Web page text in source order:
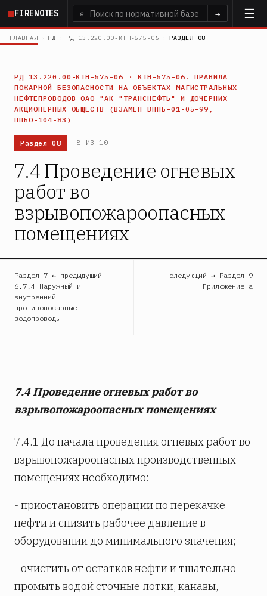
Перейти
основному
FIRENOTES ⌕ →
ГЛАВНАЯ › РД › РД 13.220.00-КТН-575-06 › РАЗДЕЛ 08
РД 13.220.00-КТН-575-06 · КТН-575-06. ПРАВИЛА
ПОЖАРНОЙ БЕЗОПАСНОСТИ НА ОБЪЕКТАХ МАГИСТРАЛЬНЫХ
НЕФТЕПРОВОДОВ ОАО "АК "ТРАНСНЕФТЬ" И ДОЧЕРНИХ
АКЦИОНЕРНЫХ ОБЩЕСТВ (ВЗАМЕН ВППБ-01-05-99,
ППБО-104-83)
Раздел 08 8 ИЗ 10
7.4 Проведение огневых
работ во
взрывопожароопасных
помещениях
Раздел 7 ← предыдущий
6.7.4 Наружный и
внутренний
противопожарные
водопроводы
следующий → Раздел 9
Приложение а
7.4 Проведение огневых работ во
взрывопожароопасных помещениях
7.4.1 До начала проведения огневых работ во
взрывопожароопасных производственных
помещениях необходимо:
- приостановить операции по перекачке
нефти и снизить рабочее давление в
оборудовании до минимального значения;
- очистить от остатков нефти и тщательно
промыть водой сточные лотки, канавы,